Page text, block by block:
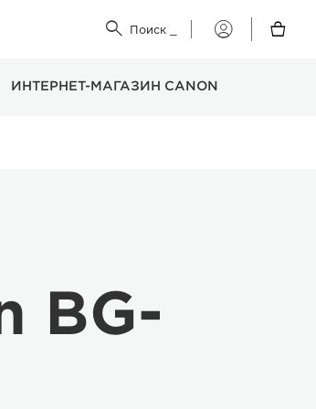
 Поиск
Мой

ИНТЕРНЕТ-МАГАЗИН CANON
BG-